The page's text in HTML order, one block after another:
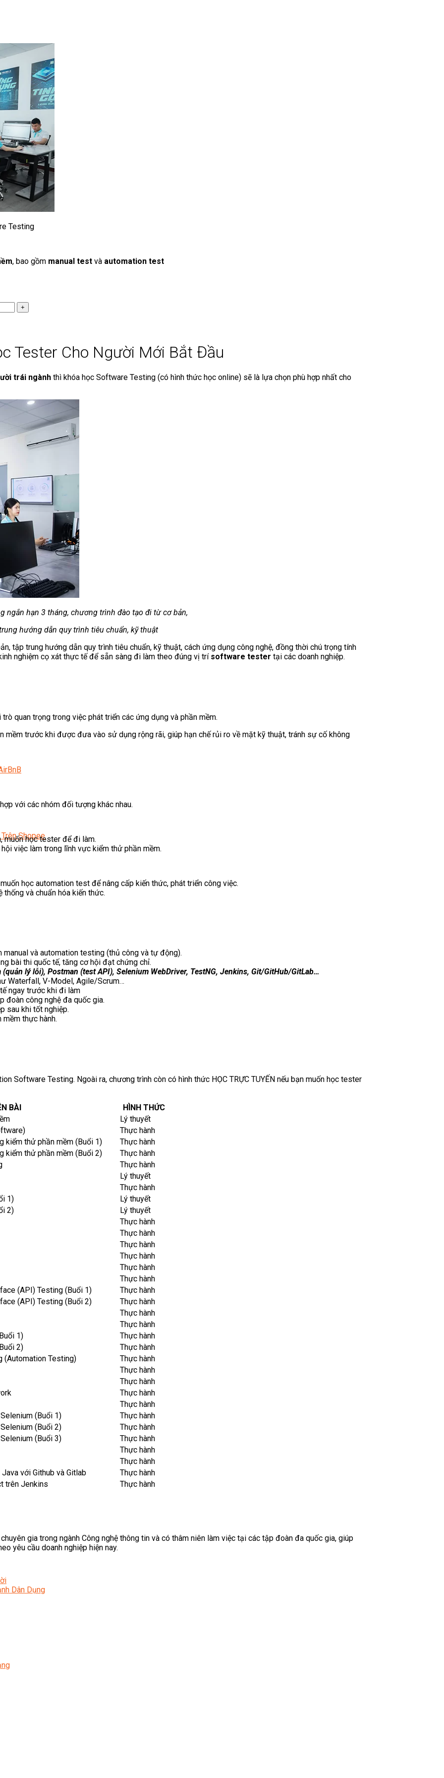
Shopee
Dân Dụng
Testing
, bao gồm manual test và automation test
Tester Cho Người Mới Bắt Đầu
trái ngành thì khóa học Software Testing (có hình thức học online) sẽ là lựa chọn phù hợp nhất cho
ngắn hạn 3 tháng, chương trình đào tạo đi từ cơ bản,
hướng dẫn quy trình tiêu chuẩn, kỹ thuật
tập trung hướng dẫn quy trình tiêu chuẩn, kỹ thuật, cách ứng dụng công nghệ, đồng thời chú trọng tính
nghiệm cọ xát thực tế để sẵn sàng đi làm theo đúng vị trí software tester tại các doanh nghiệp.
quan trọng trong việc phát triển các ứng dụng và phần mềm.
mềm trước khi được đưa vào sử dụng rộng rãi, giúp hạn chế rủi ro về mặt kỹ thuật, tránh sự cố không
với các nhóm đối tượng khác nhau.
muốn học tester để đi làm.
việc làm trong lĩnh vực kiểm thử phần mềm.
học automation test để nâng cấp kiến thức, phát triển công việc.
và chuẩn hóa kiến thức.
và automation testing (thủ công và tự động).
bài thi quốc tế, tăng cơ hội đạt chứng chỉ.
(quản lý lỗi), Postman (test API), Selenium WebDriver, TestNG, Jenkins, Git/GitHub/GitLab…
Waterfall, V-Model, Agile/Scrum…
ngay trước khi đi làm
đoàn công nghệ đa quốc gia.
sau khi tốt nghiệp.
thực hành.
Software Testing. Ngoài ra, chương trình còn có hình thức HỌC TRỰC TUYẾN nếu bạn muốn học tester
BÀI
HÌNH THỨC
Lý thuyết
Thực hành
kiểm thử phần mềm (Buổi 1)
Thực hành
kiểm thử phần mềm (Buổi 2)
Thực hành
Thực hành
Lý thuyết
Thực hành
1)
Lý thuyết
2)
Lý thuyết
Thực hành
Thực hành
Thực hành
Thực hành
Thực hành
Thực hành
(API) Testing (Buổi 1)
Thực hành
(API) Testing (Buổi 2)
Thực hành
Thực hành
Thực hành
1)
Thực hành
2)
Thực hành
(Automation Testing)
Thực hành
Thực hành
Thực hành
Thực hành
Thực hành
(Buổi 1)
Thực hành
(Buổi 2)
Thực hành
(Buổi 3)
Thực hành
Thực hành
Thực hành
với Github và Gitlab
Thực hành
trên Jenkins Thực hành
gia trong ngành Công nghệ thông tin và có thâm niên làm việc tại các tập đoàn đa quốc gia, giúp
yêu cầu doanh nghiệp hiện nay.